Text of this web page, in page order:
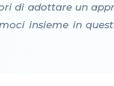
di adottare un
insieme in